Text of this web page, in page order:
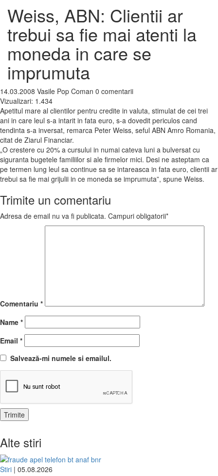
Weiss, ABN: Clientii ar
trebui sa fie mai atenti la
moneda in care se
imprumuta
14.03.2008 Vasile Pop Coman 0 comentarii
Vizualizari: 1.434
Apetitul mare al clientilor pentru credite in valuta, stimulat de cei trei
ani in care leul s-a intarit in fata euro, s-a dovedit periculos cand
tendinta s-a inversat, remarca Peter Weiss, seful ABN Amro Romania,
citat de Ziarul Financiar.
„O crestere cu 20% a cursului in numai cateva luni a bulversat cu
siguranta bugetele familiilor si ale firmelor mici. Desi ne asteptam ca
pe termen lung leul sa continue sa se intareasca in fata euro, clientii ar
trebui sa fie mai grijulii in ce moneda se imprumuta”, spune Weiss.
Trimite un comentariu
Adresa de email nu va fi publicata. Campuri obligatorii*
Comentariu *
Name *
Email *
Salvează-mi numele si emailul.
Alte stiri
Stiri | 05.08.2026